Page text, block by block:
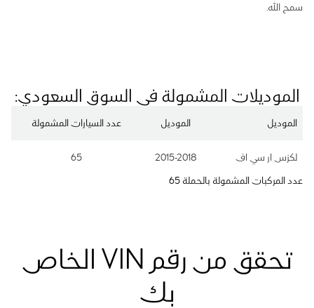
سمح الله.
الموديلات المشمولة في السوق السعودي:
الموديل الموديل عدد السيارات المشمولة
لكزس ار سي اف 2015-2018
65
عدد المركبات المشمولة بالحملة 65
تحقق من رقم VIN الخاص
بك